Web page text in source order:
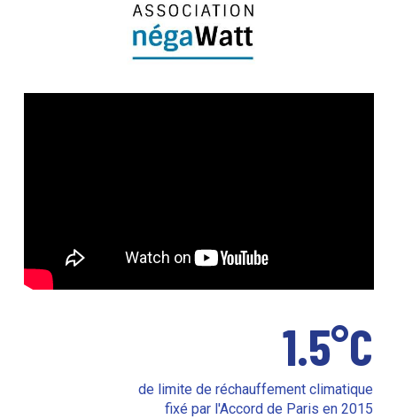
1.5°C
de limite de réchauffement climatique
fixé par l'Accord de Paris en 2015